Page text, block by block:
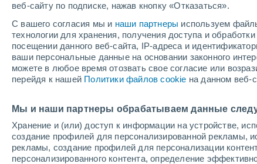
веб-сайту по подписке, нажав кнопку «Отказаться».
С вашего согласия мы и наши партнеры используем
технологии для хранения, получения доступа и
посещении данного веб-сайта, IP-адреса и
ваши персональные данные на основании законного
можете в любое время отозвать свое согласие или
перейдя к нашей Политики файлов cookie на данном веб-
Мы и наши партнеры обрабатываем данные
Хранение и (или) доступ к информации на устройстве,
создание профилей для персонализированной рекламы,
рекламы, создание профилей для персонализации
персонализированного контента, определение
километрах
Открытые трассы 0 / 19
Подъемники 0 /
Веб-камеры курорта Riesneralm -